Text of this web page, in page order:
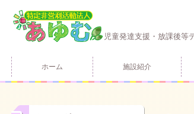
児童発達支援・放課後等
ホーム 施設紹介